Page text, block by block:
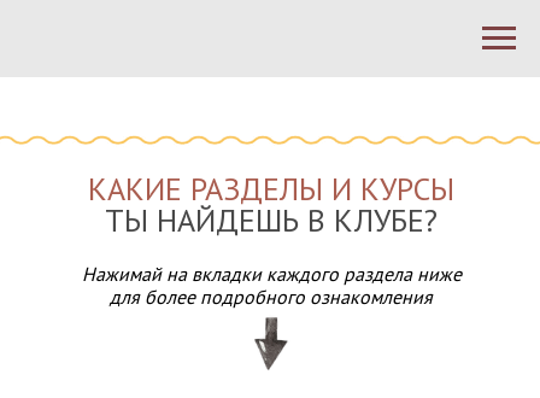
КАКИЕ РАЗДЕЛЫ И КУРСЫ
ТЫ НАЙДЕШЬ В КЛУБЕ?
Нажимай на вкладки каждого раздела ниже
для более подробного ознакомления